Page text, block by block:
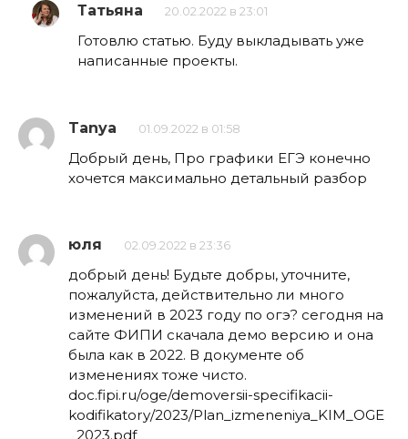
Татьяна 20.02.2022 в 23:01
Готовлю статью. Буду выкладывать уже
написанные проекты.
Tanya 01.09.2022 в 01:58
Добрый день, Про графики ЕГЭ конечно
хочется максимально детальный разбор
юля 02.09.2022 в 23:36
добрый день! Будьте добры, уточните,
пожалуйста, действительно ли много
изменений в 2023 году по огэ? сегодня на
сайте ФИПИ скачала демо версию и она
была как в 2022. В документе об
изменениях тоже чисто.
doc.fipi.ru/oge/demoversii-specifikacii-
kodifikatory/2023/Plan_izmeneniya_KIM_OGE
_2023.pdf